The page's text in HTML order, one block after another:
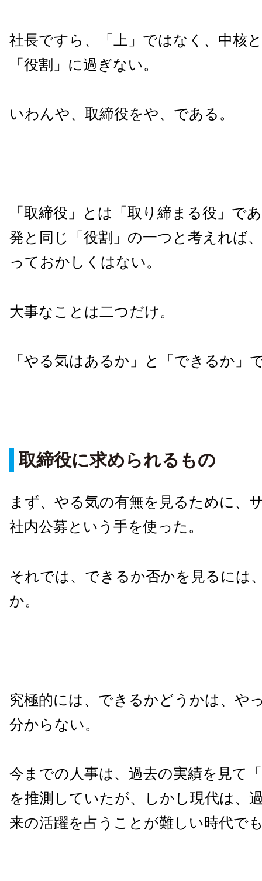
社長ですら、「上」ではなく、中核
「役割」に過ぎない。
いわんや、取締役をや、である。
「取締役」とは「取り締まる役」で
発と同じ「役割」の一つと考えれば
っておかしくはない。
大事なことは二つだけ。
「やる気はあるか」と「できるか」
取締役に求められるもの
まず、やる気の有無を見るために、
社内公募という手を使った。
それでは、できるか否かを見るには
か。
究極的には、できるかどうかは、や
分からない。
今までの人事は、過去の実績を見て
を推測していたが、しかし現代は、
来の活躍を占うことが難しい時代で